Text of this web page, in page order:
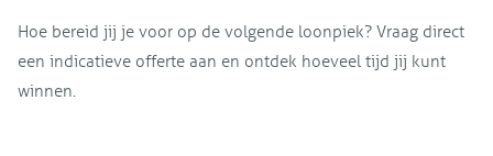
Hoe bereid jij je voor op de volgende loonpiek? Vraag direct
een indicatieve offerte aan en ontdek hoeveel tijd jij kunt
winnen.